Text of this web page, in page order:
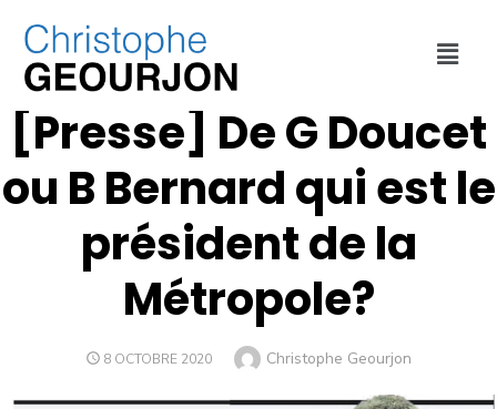
REVUE DE PRESSE
[Presse] De G Doucet
ou B Bernard qui est le
président de la
Métropole?
8 OCTOBRE 2020 Christophe Geourjon